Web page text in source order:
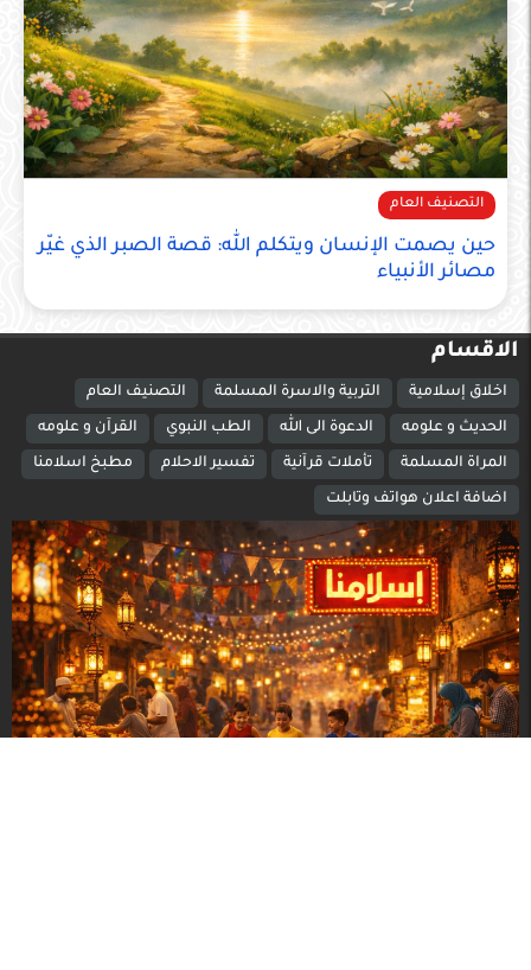
التصنيف العام
حين يصمت الإنسان ويتكلم الله: قصة الصبر الذي غيّر
مصائر الأنبياء
الاقسام
اخلاق إسلامية التربية والاسرة المسلمة التصنيف العام
الحديث و علومه الدعوة الى الله الطب النبوي القرآن و علومه
المراة المسلمة تأملات قرآنية تفسير الاحلام مطبخ اسلامنا
اضافة اعلان هواتف وتابلت